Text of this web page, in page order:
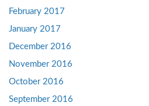
February 2017
January 2017
December 2016
November 2016
October 2016
September 2016